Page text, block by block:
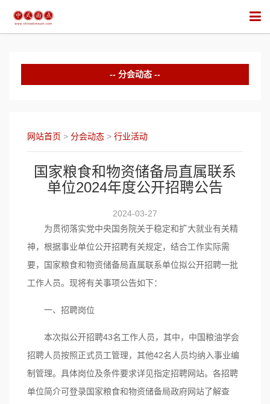
分会动态
行业竞赛
网站首页 > 分会动态 > 行业活动
国家粮食和物资储备局直属联系
单位2024年度公开招聘公告
2024-03-27
为贯彻落实党中央国务院关于稳定和扩大就业有关精
神，根据事业单位公开招聘有关规定，结合工作实际需
要，国家粮食和物资储备局直属联系单位拟公开招聘一批
工作人员。现将有关事项公告如下：
一、招聘岗位
本次拟公开招聘43名工作人员，其中，中国粮油学会
招聘人员按照正式员工管理，其他42名人员均纳入事业编
制管理。具体岗位及条件要求详见指定招聘网站。各招聘
单位简介可登录国家粮食和物资储备局政府网站了解查